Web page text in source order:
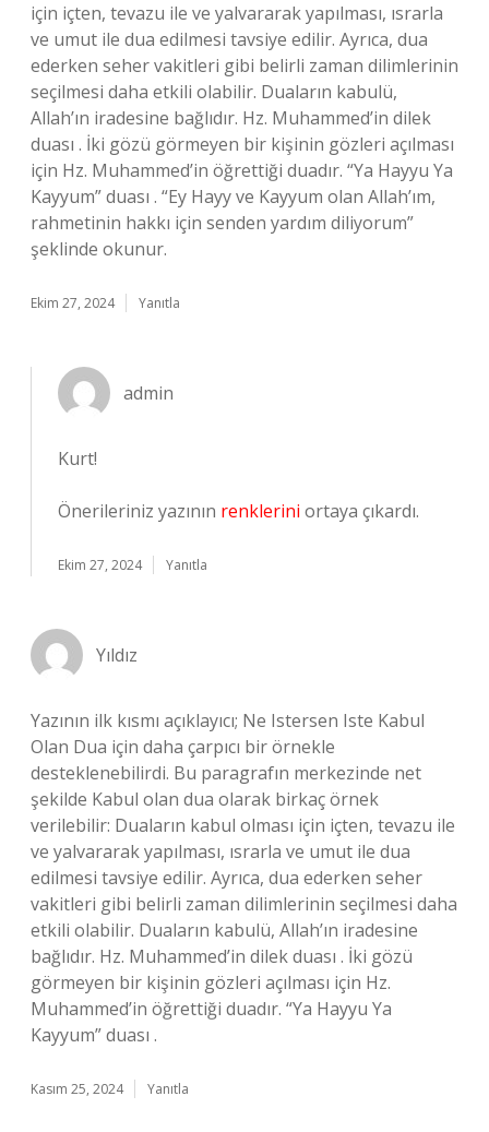
için içten, tevazu ile ve yalvararak yapılması, ısrarla
ve umut ile dua edilmesi tavsiye edilir. Ayrıca, dua
ederken seher vakitleri gibi belirli zaman dilimlerinin
seçilmesi daha etkili olabilir. Duaların kabulü,
Allah’ın iradesine bağlıdır. Hz. Muhammed’in dilek
duası . İki gözü görmeyen bir kişinin gözleri açılması
için Hz. Muhammed’in öğrettiği duadır. “Ya Hayyu Ya
Kayyum” duası . “Ey Hayy ve Kayyum olan Allah’ım,
rahmetinin hakkı için senden yardım diliyorum”
şeklinde okunur.
Ekim 27, 2024 Yanıtla
admin
Kurt!
Önerileriniz yazının renklerini ortaya çıkardı.
Ekim 27, 2024 Yanıtla
Yıldız
Yazının ilk kısmı açıklayıcı; Ne Istersen Iste Kabul
Olan Dua için daha çarpıcı bir örnekle
desteklenebilirdi. Bu paragrafın merkezinde net
şekilde Kabul olan dua olarak birkaç örnek
verilebilir: Duaların kabul olması için içten, tevazu ile
ve yalvararak yapılması, ısrarla ve umut ile dua
edilmesi tavsiye edilir. Ayrıca, dua ederken seher
vakitleri gibi belirli zaman dilimlerinin seçilmesi daha
etkili olabilir. Duaların kabulü, Allah’ın iradesine
bağlıdır. Hz. Muhammed’in dilek duası . İki gözü
görmeyen bir kişinin gözleri açılması için Hz.
Muhammed’in öğrettiği duadır. “Ya Hayyu Ya
Kayyum” duası .
Kasım 25, 2024 Yanıtla